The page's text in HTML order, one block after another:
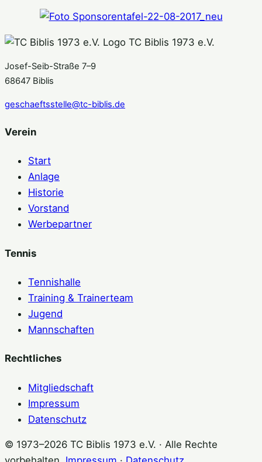
TC Biblis 1973 e.V.
Josef-Seib-Straße 7–9
68647 Biblis
geschaeftsstelle@tc-biblis.de
Verein
Start
Anlage
Historie
Vorstand
Werbepartner
Tennis
Tennishalle
Training & Trainerteam
Jugend
Mannschaften
Rechtliches
Mitgliedschaft
Impressum
Datenschutz
© 1973–2026 TC Biblis 1973 e.V. · Alle Rechte